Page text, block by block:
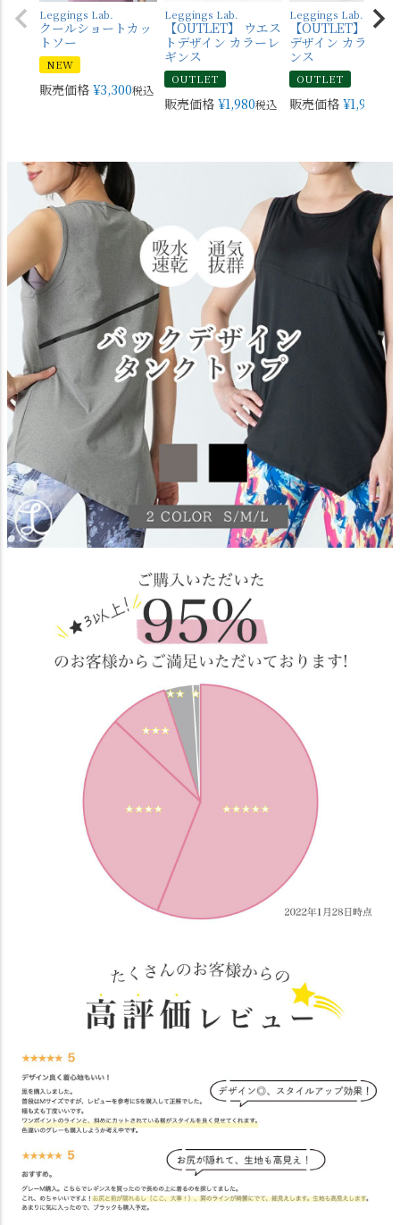
Leggings Lab.
クールショートカッ
トソー
NEW
販売価格 ¥3,300税込
Leggings Lab.
【OUTLET】 ウエス
トデザイン カラーレ
ギンス
OUTLET
販売価格 ¥1,980税込
Leggings Lab.
【OUTLET】 バッ
デザイン カラーレ
ンス
OUTLET
販売価格 ¥1,980